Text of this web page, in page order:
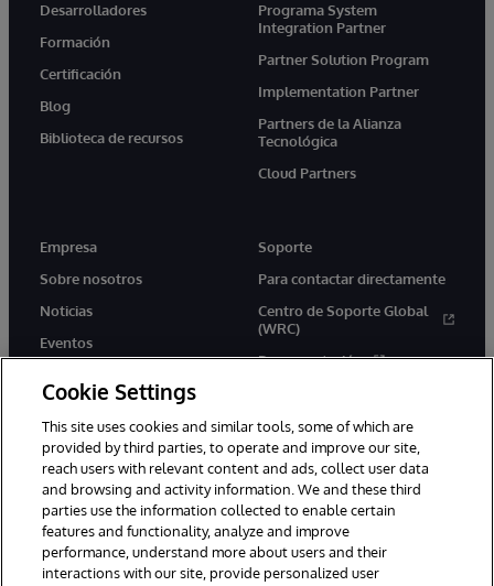
Desarrolladores
Formación
Certificación
Blog
Biblioteca de recursos
Programa System
Integration Partner
Partner Solution Program
Implementation Partner
Partners de la Alianza
Tecnológica
Cloud Partners
Empresa
Sobre nosotros
Noticias
Eventos
Soporte
Para contactar directamente
Centro de Soporte Global
(WRC)
Documentación
1996-2026 InterSystems Corporation, Boston, MA. Todos los
derechos reservados.
Cookie Settings
This site uses cookies and similar tools, some of which are
provided by third parties, to operate and improve our site,
reach users with relevant content and ads, collect user data
and browsing and activity information. We and these third
parties use the information collected to enable certain
features and functionality, analyze and improve
performance, understand more about users and their
interactions with our site, provide personalized user